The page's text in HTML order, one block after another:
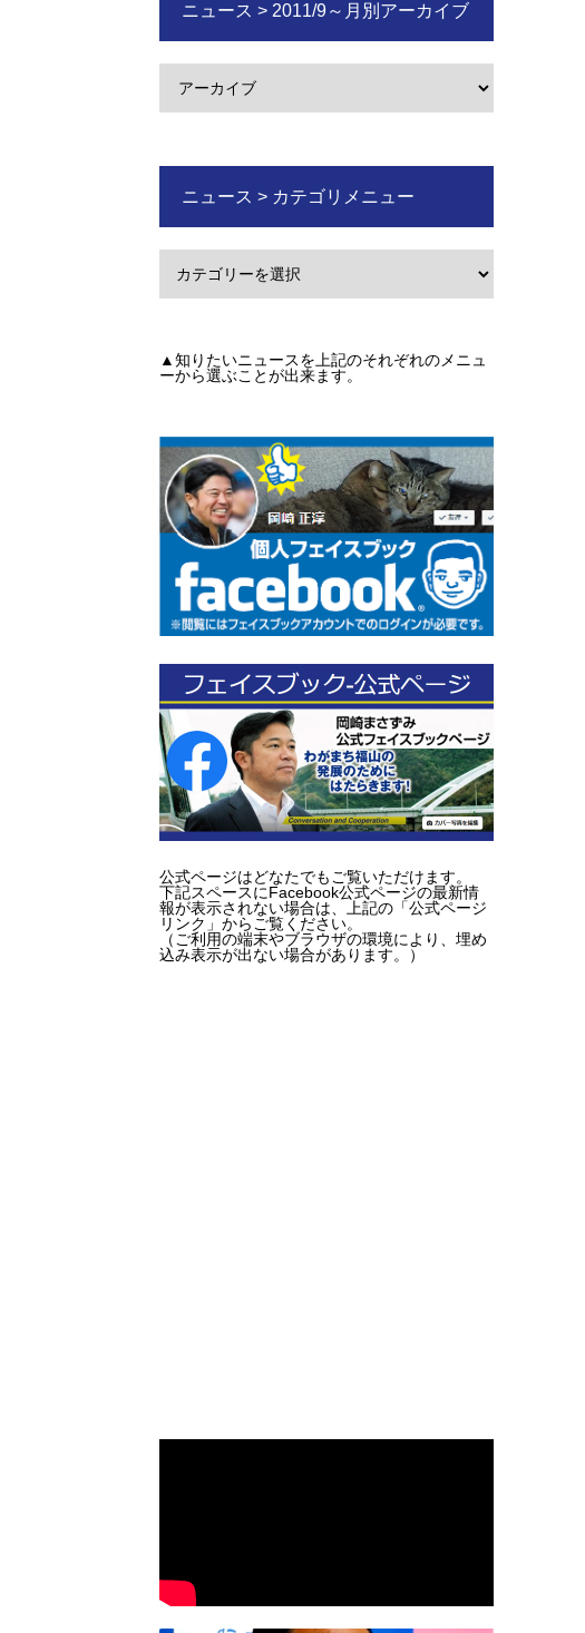
ニュース > 2011/9～月別アーカイブ
ニュース > カテゴリメニュー
▲知りたいニュースを上記のそれぞれのメニュ
ーから選ぶことが出来ます。
公式ページはどなたでもご覧いただけます。
下記スペースにFacebook公式ページの最新情
報が表示されない場合は、上記の「公式ページ
リンク」からご覧ください。
（ご利用の端末やブラウザの環境により、埋め
込み表示が出ない場合があります。）